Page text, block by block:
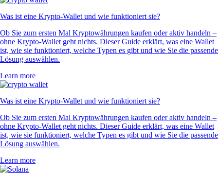
Was ist eine Krypto-Wallet und wie funktioniert sie?
Ob Sie zum ersten Mal Kryptowährungen kaufen oder aktiv handeln –
ohne Krypto-Wallet geht nichts. Dieser Guide erklärt, was eine Wallet
ist, wie sie funktioniert, welche Typen es gibt und wie Sie die passende
Lösung auswählen.
Learn more
Was ist eine Krypto-Wallet und wie funktioniert sie?
Ob Sie zum ersten Mal Kryptowährungen kaufen oder aktiv handeln –
ohne Krypto-Wallet geht nichts. Dieser Guide erklärt, was eine Wallet
ist, wie sie funktioniert, welche Typen es gibt und wie Sie die passende
Lösung auswählen.
Learn more